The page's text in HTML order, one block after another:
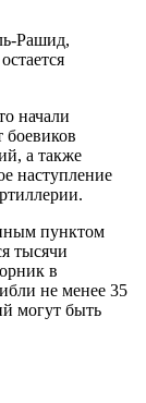
Рашид,
начали
боевиков
а также
наступление
пунктом
тысячи
в
не менее 35
могут быть